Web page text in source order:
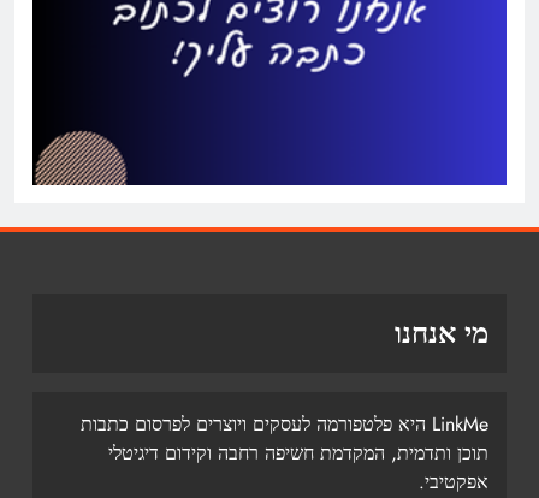
מי אנחנו
LinkMe היא פלטפורמה לעסקים ויוצרים לפרסום כתבות
תוכן ותדמית, המקדמת חשיפה רחבה וקידום דיגיטלי
אפקטיבי.